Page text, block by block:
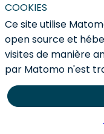
Ces CoPils
des
les sujets phares
marques
formats sous
aussi un groupe
comité restreint
COOKIES
Ce site utilise
open source et
visites de manière
par Matomo n'est